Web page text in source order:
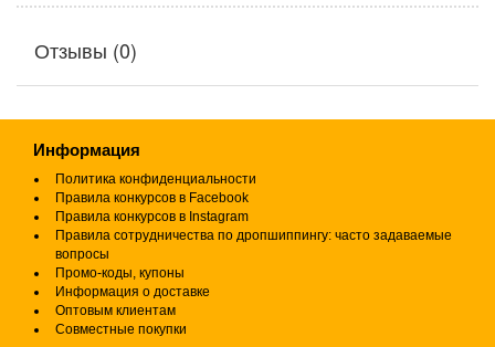
Отзывы (0)
Информация
Политика конфиденциальности
Правила конкурсов в Facebook
Правила конкурсов в Instagram
Правила сотрудничества по дропшиппингу: часто задаваемые
вопросы
Промо-коды, купоны
Информация о доставке
Оптовым клиентам
Совместные покупки